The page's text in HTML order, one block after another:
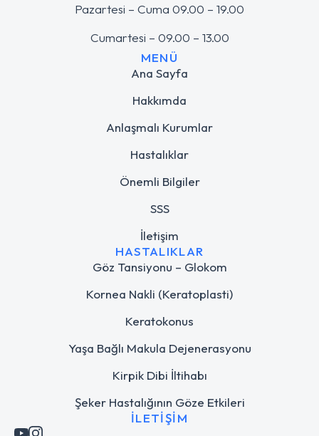
Pazartesi – Cuma 09.00 – 19.00
Cumartesi – 09.00 – 13.00
MENÜ
Ana Sayfa
Hakkımda
Anlaşmalı Kurumlar
Hastalıklar
Önemli Bilgiler
SSS
İletişim
HASTALIKLAR
Göz Tansiyonu – Glokom
Kornea Nakli (Keratoplasti)
Keratokonus
Yaşa Bağlı Makula Dejenerasyonu
Kirpik Dibi İltihabı
Şeker Hastalığının Göze Etkileri
İLETIŞIM